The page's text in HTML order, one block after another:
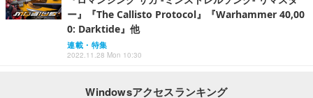
ー』『The Callisto Protocol』『Warhammer 40,00
0: Darktide』他
連載・特集
2022.11.28 Mon 10:30
Windowsアクセスランキング